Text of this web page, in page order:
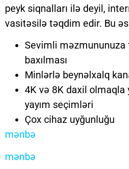
peyk siqnalları ilə deyil,
vasitəsilə təqdim edir. Bu
Sevimli məzmununuza
baxılması
Minlərlə beynəlxalq
4K və 8K daxil olmaqla
yayım seçimləri
Çox cihaz uyğunluğu
mənbə
mənbə